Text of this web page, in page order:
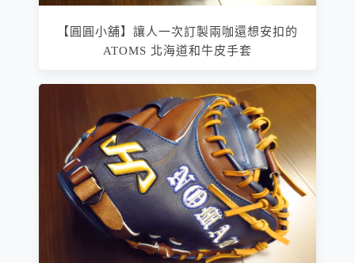
【圓圓小舖】讓人一次訂製兩咖還想安扣的
ATOMS 北海道和牛皮手套